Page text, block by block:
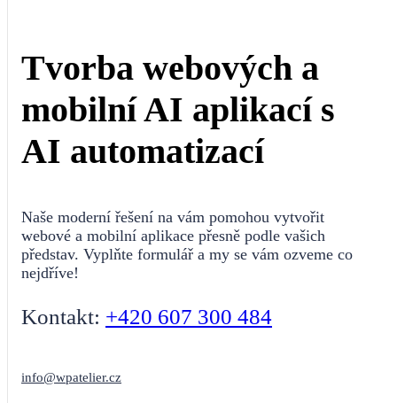
Tvorba webových a
mobilní AI aplikací s
AI automatizací
Naše moderní řešení na vám pomohou vytvořit
webové a mobilní aplikace přesně podle vašich
představ. Vyplňte formulář a my se vám ozveme co
nejdříve!
Kontakt: +420 607 300 484
info@wpatelier.cz